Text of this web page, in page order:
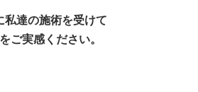
私達の施術を受けて
ご実感ください。